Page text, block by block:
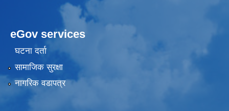
eGov services
घटना दर्ता
सामाजिक सुरक्षा
नागरिक वडापत्र